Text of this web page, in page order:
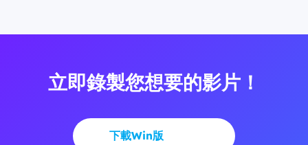
立即錄製您想要的影片！
下載Win版